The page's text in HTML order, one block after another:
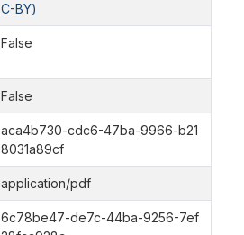
C-BY)
False
False
aca4b730-cdc6-47ba-9966-b21
8031a89cf
application/pdf
6c78be47-de7c-44ba-9256-7ef